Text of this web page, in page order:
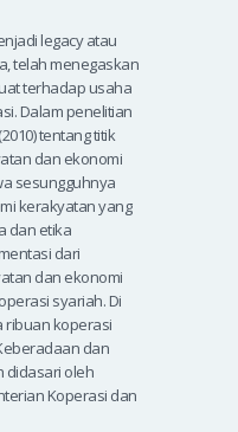
legacy atau
telah menegaskan
terhadap usaha
Dalam penelitian
tentang titik
dan ekonomi
sesungguhnya
kerakyatan yang
dan etika
dari
dan ekonomi
syariah. Di
ribuan koperasi
dan
didasari oleh
Koperasi dan